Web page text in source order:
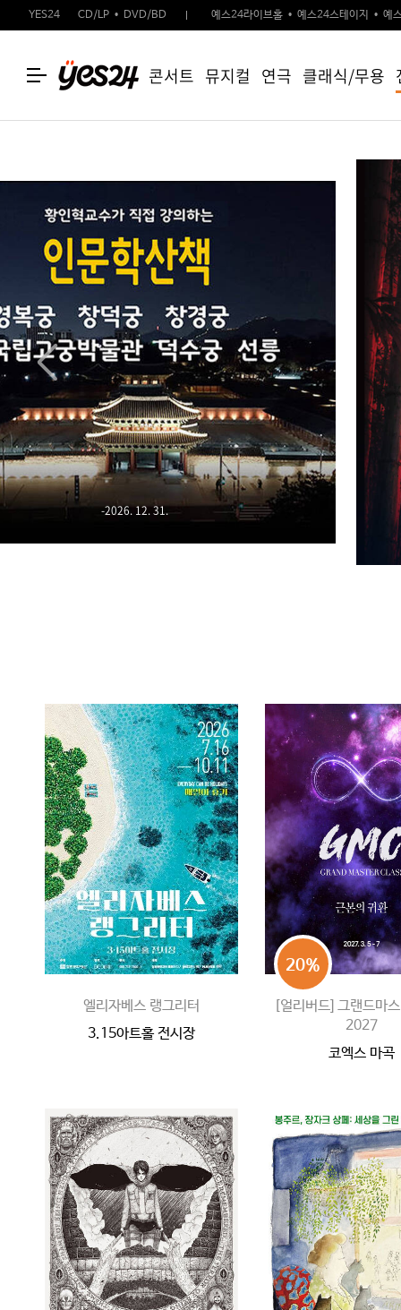
YES24 CD/LP DVD/BD 예스24라이브홀 예스24스테이지 예
콘서트 뮤지컬 연극 클래식/무용
-2026. 12. 31.
엘리자베스 랭그리터
3.15아트홀 전시장
[얼리버드] 그랜드마
2027
코엑스 마곡
20%